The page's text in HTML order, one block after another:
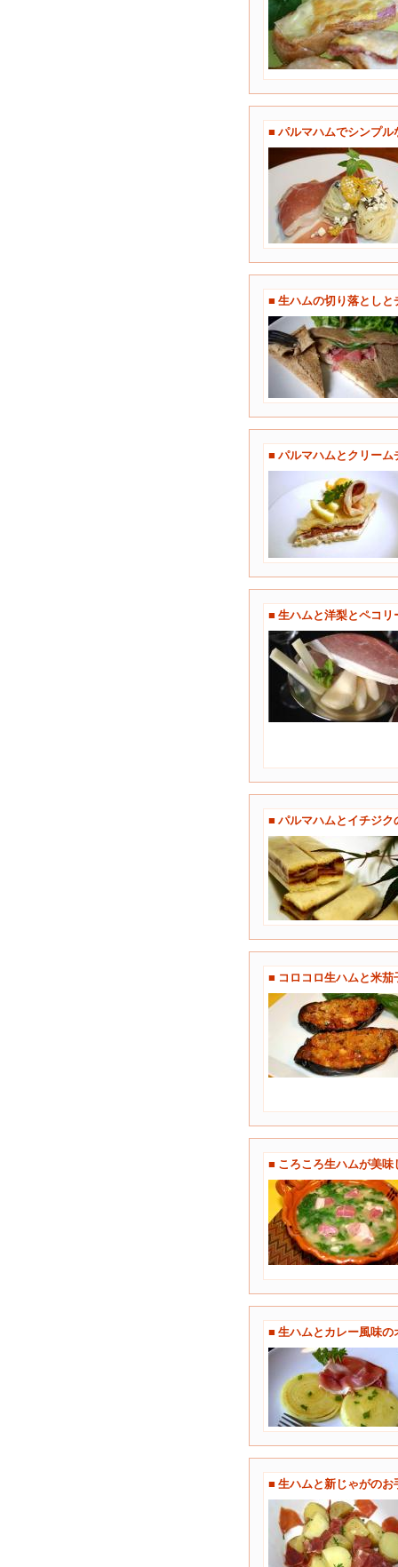
■ パルマハムでシンプル
■ 生ハムの切り落とし
■ パルマハムとクリー
■ 生ハムと洋梨とペコ
■ パルマハムとイチジ
■ コロコロ生ハムと米茄
■ ころころ生ハムが美味
■ 生ハムとカレー風味
■ 生ハムと新じゃがの